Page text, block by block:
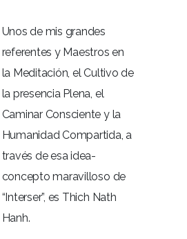
Unos de mis grandes
referentes y Maestros en
la Meditación, el Cultivo de
la presencia Plena, el
Caminar Consciente y la
Humanidad Compartida, a
través de esa idea-
concepto maravilloso de
“Interser”, es Thich Nath
Hanh.